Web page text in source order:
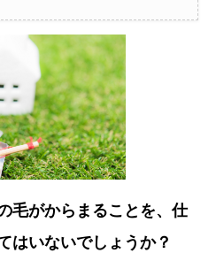
毛がからまることを、仕
はいないでしょうか？